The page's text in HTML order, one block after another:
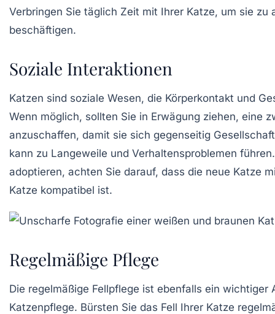
Verbringen Sie täglich Zeit mit Ihrer Katze, um sie zu
beschäftigen.
Soziale Interaktionen
Katzen sind soziale Wesen, die Körperkontakt und
Wenn möglich, sollten Sie in Erwägung ziehen, eine
anzuschaffen, damit sie sich gegenseitig
kann zu Langeweile und Verhaltensproblemen
adoptieren, achten Sie darauf, dass die neue Katze
Katze kompatibel ist.
Regelmäßige Pflege
Die regelmäßige Fellpflege ist ebenfalls ein wichtiger
Katzenpflege. Bürsten Sie das Fell Ihrer Katze